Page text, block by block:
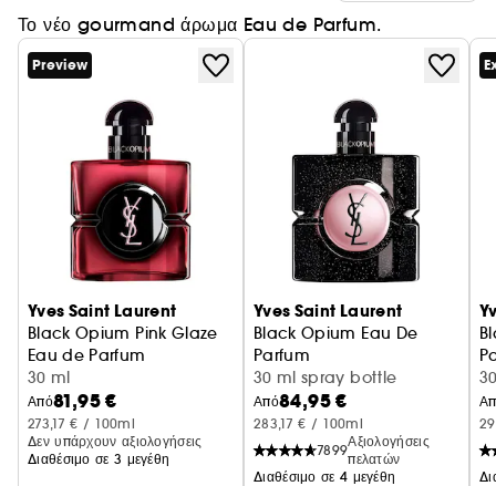
Το νέο gourmand άρωμα Eau de Parfum.
Preview
Yves Saint Laurent
Black Opium Pink Glaze
Eau de Parfum
30 ml
Από81,95 €
273,17 € / 100ml
Δεν υπάρχουν αξιολογήσεις
Διαθέσιμο σε 3 μεγέθη
Yves Saint Laurent
Black Opium Eau De
Parfum
30 ml spray bottle
Από84,95 €
283,17 € / 100ml
7899
Αξιολογήσεις
πελατών
Διαθέσιμο σε 4 μεγέθη